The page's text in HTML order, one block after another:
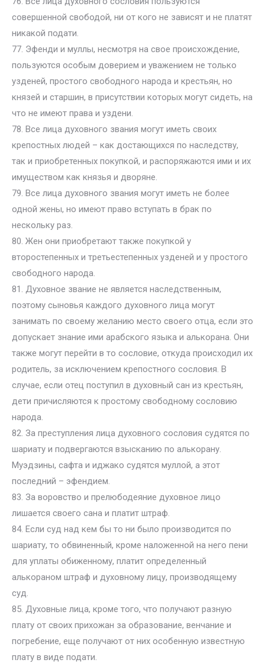
совершенной свободой, ни от кого не зависят и не платят
никакой подати.
77. Эфенди и муллы, несмотря на свое происхождение,
пользуются особым доверием и уважением не только
узденей, простого свободного народа и крестьян, но
князей и старшин, в присутствии которых могут сидеть, на
что не имеют права и уздени.
78. Все лица духовного звания могут иметь своих
крепостных людей – как достающихся по наследству,
так и приобретенных покупкой, и распоряжаются ими и их
имуществом как князья и дворяне.
79. Все лица духовного звания могут иметь не более
одной жены, но имеют право вступать в брак по
нескольку раз.
80. Жен они приобретают также покупкой у
второстепенных и третьестепенных узденей и у простого
свободного народа.
81. Духовное звание не является наследственным,
поэтому сыновья каждого духовного лица могут
занимать по своему желанию место своего отца, если это
допускает знание ими арабского языка и алькорана. Они
также могут перейти в то сословие, откуда происходил их
родитель, за исключением крепостного сословия. В
случае, если отец поступил в духовный сан из крестьян,
дети причисляются к простому свободному сословию
народа.
82. За преступления лица духовного сословия судятся по
шариату и подвергаются взысканию по алькорану.
Муэдзины, сафта и иджако судятся муллой, а этот
последний – эфендием.
83. За воровство и прелюбодеяние духовное лицо
лишается своего сана и платит штраф.
84. Если суд над кем бы то ни было производится по
шариату, то обвиненный, кроме наложенной на него пени
для уплаты обиженному, платит определенный
алькораном штраф и духовному лицу, производящему
суд.
85. Духовные лица, кроме того, что получают разную
плату от своих прихожан за образование, венчание и
погребение, еще получают от них особенную известную
плату в виде подати.